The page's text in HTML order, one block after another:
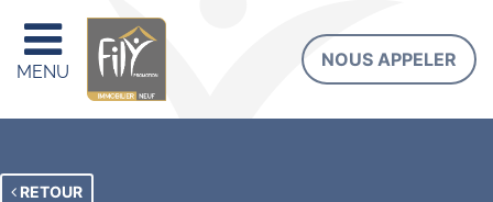
MENU
NOUS APPELER
RETOUR